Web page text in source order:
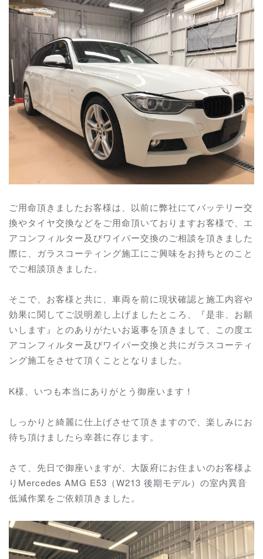
ご用命頂きましたお客様は、以前に弊社にてバッテリー交
換やタイヤ交換などをご用命頂いておりますお客様で、エ
アコンフィルター及びワイパー交換のご相談を頂きました
際に、ガラスコーティング施工にご興味をお持ちとのこと
でご相談頂きました。
そこで、お客様と共に、車両を前に現状確認と施工内容や
効果に関してご説明差し上げましたところ、『是非、お願
いします』とのありがたいお返事を頂きまして、この度エ
アコンフィルター及びワイパー交換と共にガラスコーティ
ング施工をさせて頂くこととなりました。
K様、いつも本当にありがとう御座います！
しっかりと綺麗に仕上げさせて頂きますので、楽しみにお
待ち頂けましたら幸甚に存じます。
さて、先日で御座いますが、大阪府にお住まいのお客様よ
りMercedes AMG E53（W213 後期モデル）の室内異音
低減作業をご依頼頂きました。